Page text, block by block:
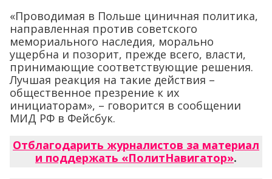
«Проводимая в Польше циничная политика,
направленная против советского
мемориального наследия, морально
ущербна и позорит, прежде всего, власти,
принимающие соответствующие решения.
Лучшая реакция на такие действия –
общественное презрение к их
инициаторам», – говорится в сообщении
МИД РФ в Фейсбук.
Отблагодарить журналистов за материал
и поддержать «ПолитНавигатор».